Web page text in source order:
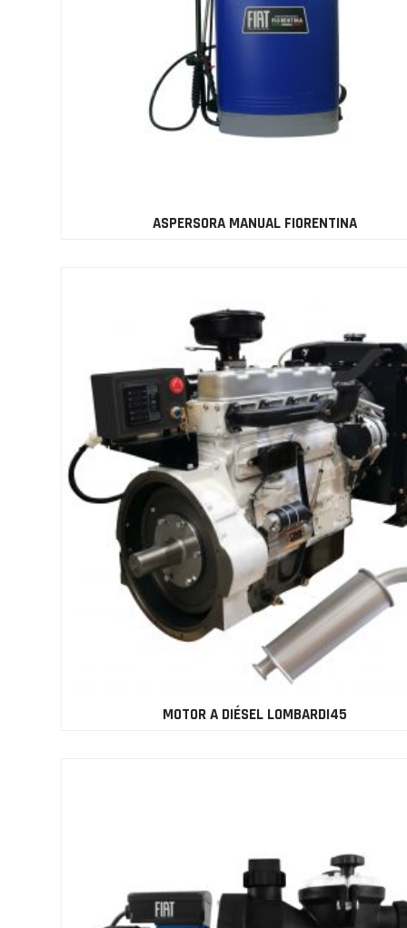
ASPERSORA MANUAL FIORENTINA
MOTOR A DIÉSEL LOMBARDI45